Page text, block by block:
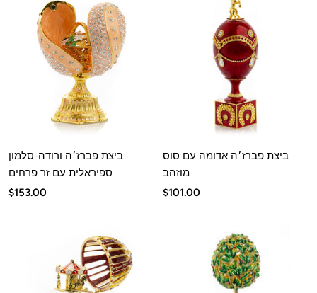
ביצת פברז׳ה אדומה עם סוס
מוזהב
מחיר
$101.00
ביצת פברז׳ה ורודה-סלמון
ספיראלית עם זר פרחים
מחיר
$153.00